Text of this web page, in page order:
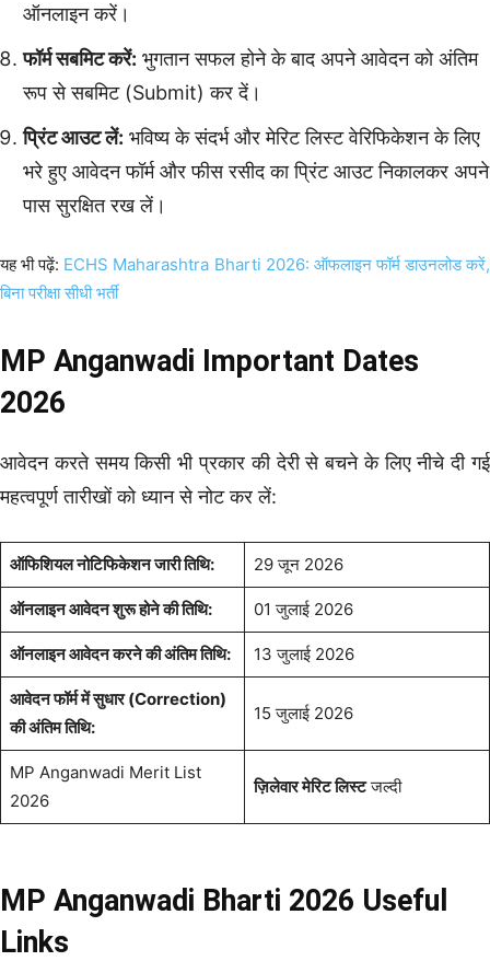
ऑनलाइन करें।
फॉर्म सबमिट करें: भुगतान सफल होने के बाद अपने आवेदन को अंतिम
रूप से सबमिट (Submit) कर दें।
प्रिंट आउट लें: भविष्य के संदर्भ और मेरिट लिस्ट वेरिफिकेशन के लिए
भरे हुए आवेदन फॉर्म और फीस रसीद का प्रिंट आउट निकालकर अपने
पास सुरक्षित रख लें।
यह भी पढ़ें: ECHS Maharashtra Bharti 2026: ऑफलाइन फॉर्म डाउनलोड करें,
बिना परीक्षा सीधी भर्ती
MP Anganwadi Important Dates
2026
आवेदन करते समय किसी भी प्रकार की देरी से बचने के लिए नीचे दी गई
महत्वपूर्ण तारीखों को ध्यान से नोट कर लें:
ऑफिशियल नोटिफिकेशन जारी तिथि: 29 जून 2026
ऑनलाइन आवेदन शुरू होने की तिथि: 01 जुलाई 2026
ऑनलाइन आवेदन करने की अंतिम तिथि: 13 जुलाई 2026
आवेदन फॉर्म में सुधार (Correction)
की अंतिम तिथि:
15 जुलाई 2026
MP Anganwadi Merit List
2026
ज़िलेवार मेरिट लिस्टजल्दी
MP Anganwadi Bharti 2026 Useful
Links